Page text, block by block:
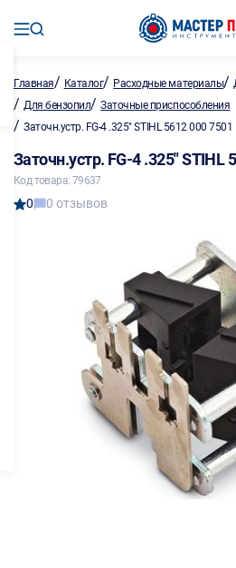
Главная/ Каталог/ Расходные материалы/
/ Для бензопил/Заточные приспособления
/ Заточн.устр. FG-4 .325" STIHL 5612 000 7501
Заточн.устр. FG-4 .325" STIHL
Код товара: 79637
0 0 отзывов